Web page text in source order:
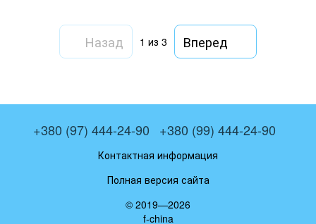
Назад 1 из 3 Вперед
+380 (97) 444-24-90 +380 (99) 444-24-90
Контактная информация
Полная версия сайта
© 2019—2026
f-china